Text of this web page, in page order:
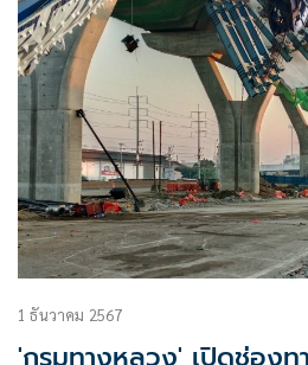
1 ธันวาคม 2567
'กรมทางหลวง' เปิดช่องท